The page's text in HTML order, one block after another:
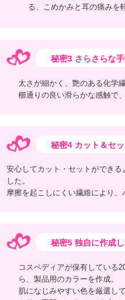
る、こめかみと耳の痛みを
秘密3 さらさらな手
太さが細かく、艶のある化学
櫛通りの良い滑らかな感触で
秘密4 カット＆セ
安心してカット・セットができ
した。
摩擦を起こしにくい繊維により、
秘密5 独自に作成
コスペディアが保有している
ら、製品用のカラーを作成。
肌になじみやすい色を厳選して